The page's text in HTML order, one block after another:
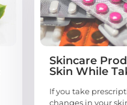
Skincare
Skin While
If you take
changes in your